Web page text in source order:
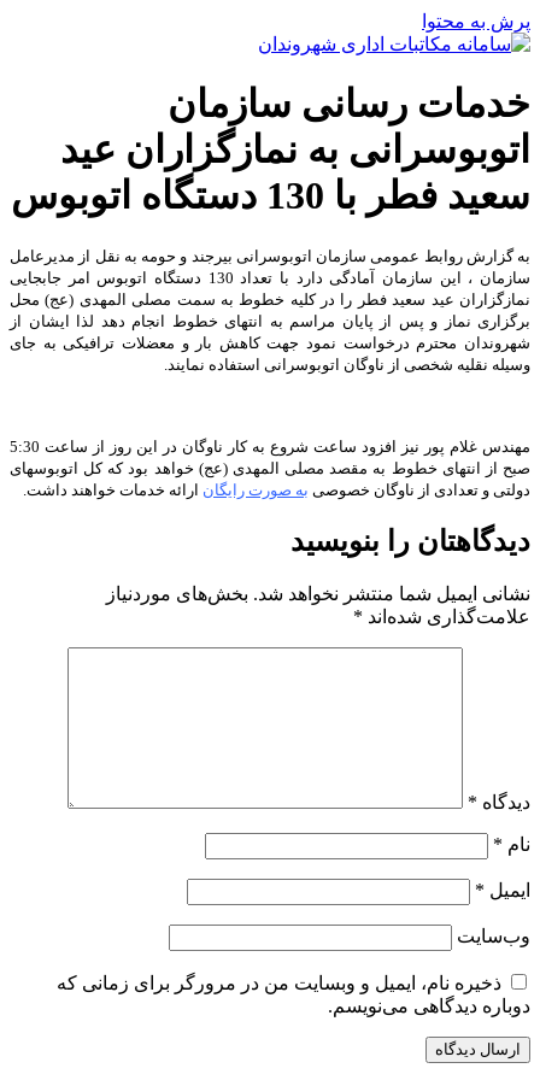
پرش به محتوا
خدمات رسانی سازمان
اتوبوسرانی به نمازگزاران عید
سعید فطر با 130 دستگاه اتوبوس
به گزارش روابط عمومی سازمان اتوبوسرانی بیرجند و حومه به نقل از مدیرعامل
سازمان ، این سازمان آمادگی دارد با تعداد 130 دستگاه اتوبوس امر جابجایی
نمازگزاران عید سعید فطر را در کلیه خطوط به سمت مصلی المهدی (عج) محل
برگزاری نماز و پس از پایان مراسم به انتهای خطوط انجام دهد لذا ایشان از
شهروندان محترم درخواست نمود جهت کاهش بار و معضلات ترافیکی به جای
وسیله نقلیه شخصی از ناوگان اتوبوسرانی استفاده نمایند.
مهندس غلام پور نیز افزود ساعت شروع به کار ناوگان در این روز از ساعت 5:30
صبح از انتهای خطوط به مقصد مصلی المهدی (عج) خواهد بود که کل اتوبوسهای
دولتی و تعدادی از ناوگان خصوصی به صورت رایگان ارائه خدمات خواهند داشت.
دیدگاهتان را بنویسید
نشانی ایمیل شما منتشر نخواهد شد. بخش‌های موردنیاز
علامت‌گذاری شده‌اند *
دیدگاه *
نام *
ایمیل *
وب‌سایت
ذخیره نام، ایمیل و وبسایت من در مرورگر برای زمانی که
دوباره دیدگاهی می‌نویسم.